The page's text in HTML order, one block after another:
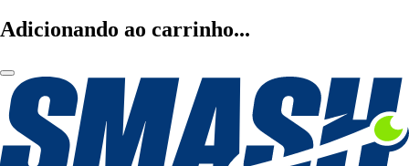
Adicionando ao carrinho...